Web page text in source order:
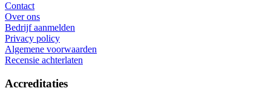
Contact
Over ons
Bedrijf aanmelden
Privacy policy
Algemene voorwaarden
Recensie achterlaten
Accreditaties